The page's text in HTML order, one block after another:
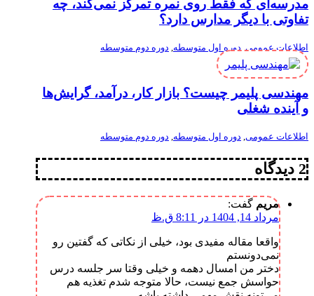
مدرسه‌ای که فقط روی نمره تمرکز نمی‌کند، چه
تفاوتی با دیگر مدارس دارد؟
اطلاعات عمومی,دوره اول متوسطه, دوره دوم متوسطه
مهندسی پلیمر چیست؟ بازار کار، درآمد، گرایش‌ها
و آینده شغلی
اطلاعات عمومی دوره اول متوسطه دوره دوم متوسطه
2 دیدگاه
مریم گفت:
مرداد 14, 1404 در 8:11 ق.ظ
واقعا مقاله مفیدی بود، خیلی از نکاتی که گفتین رو
نمی‌دونستم
دختر من امسال دهمه و خیلی وقتا سر جلسه درس
حواسش جمع نیست، حالا متوجه شدم تغذیه هم